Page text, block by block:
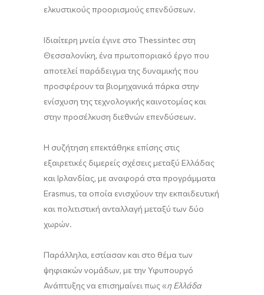
ελκυστικούς προορισμούς επενδύσεων.
Ιδιαίτερη μνεία έγινε στο Thessintec στη
Θεσσαλονίκη, ένα πρωτοποριακό έργο που
αποτελεί παράδειγμα της δυναμικής που
προσφέρουν τα βιομηχανικά πάρκα στην
ενίσχυση της τεχνολογικής καινοτομίας και
στην προσέλκυση διεθνών επενδύσεων.
Η συζήτηση επεκτάθηκε επίσης στις
εξαιρετικές διμερείς σχέσεις μεταξύ Ελλάδας
και Ιρλανδίας, με αναφορά στα προγράμματα
Erasmus, τα οποία ενισχύουν την εκπαιδευτική
και πολιτιστική ανταλλαγή μεταξύ των δύο
χωρών.
Παράλληλα, εστίασαν και στο θέμα των
ψηφιακών νομάδων, με την Υφυπουργό
Ανάπτυξης να επισημαίνει πως «η Ελλάδα